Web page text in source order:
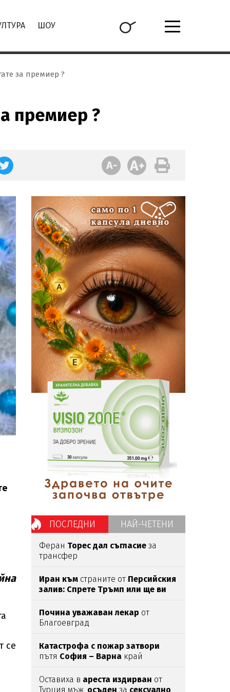
ШОУ
за премиер ?
премиер ?
се
ПОСЛЕДНИ НАЙ-ЧЕТЕНИ
Феран Торес дал съгласие за
трансфер
Иран към страните от Персийския
залив: Спрете Тръмп или ще ви
Почина уважаван лекар от
Благоевград
Катастрофа с пожар затвори
пътя София – Варна край
Оставиха в ареста издирван от
Турция мъж, осъден за сексуално